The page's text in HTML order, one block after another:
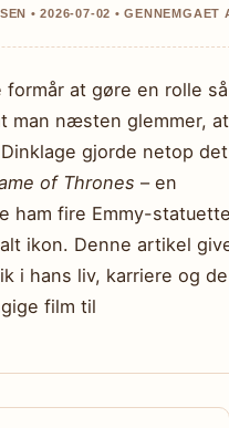
• 2026-07-02 • GENNEMGAET
at gøre en rolle så
man næsten glemmer, at
gjorde netop det
of Thrones – en
ham fire Emmy-
ikon. Denne artikel
i hans liv, karriere og
film til